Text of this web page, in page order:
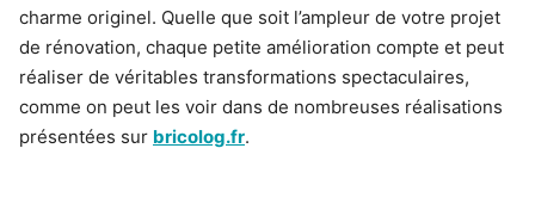
charme originel. Quelle que soit l’ampleur de votre projet
de rénovation, chaque petite amélioration compte et peut
réaliser de véritables transformations spectaculaires,
comme on peut les voir dans de nombreuses réalisations
présentées sur bricolog.fr.